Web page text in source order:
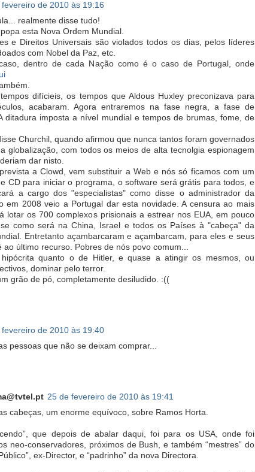
de 2010 às 19:16
realmente disse tudo!
esta Nova Ordem Mundial.
e Direitos Universais são violados todos os dias, pelos líderes
com Nobel da Paz, etc.
dentro de cada Nação como é o caso de Portugal, onde
difícieis, os tempos que Aldous Huxley preconizava para
acabaram. Agora entraremos na fase negra, a fase de
ditadura imposta a nível mundial e tempos de brumas, fome, de
Churchil, quando afirmou que nunca tantos foram governados
globalização, com todos os meios de alta tecnolgia espionagem
dar nisto.
a Clowd, vem substituir a Web e nós só ficamos com um
CD para iniciar o programa, o software será grátis para todos, e
a cargo dos "especialistas" como disse o administrador da
em 2008 veio a Portugal dar esta novidade. A censura ao mais
lotar os 700 complexos prisionais a estrear nos EUA, em pouco
como será na China, Israel e todos os Países à "cabeça" da
Entretanto açambarcaram e açambarcam, para eles e seus
ao último recurso. Pobres de nós povo comum...
quanto o de Hitler, e quase a atingir os mesmos, ou
dominar pelo terror.
grão de pó, completamente desiludido. :((
de 2010 às 19:40
pessoas que não se deixam comprar...
25 de fevereiro de 2010 às 19:41
cabeças, um enorme equívoco, sobre Ramos Horta.
que depois de abalar daqui, foi para os USA, onde foi
neo-conservadores, próximos de Bush, e também “mestres” do
ex-Director, e “padrinho” da nova Directora.